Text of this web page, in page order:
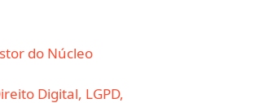
do Núcleo
Digital, LGPD,